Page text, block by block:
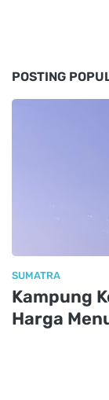
POSTING
SUMATRA
Kampung
Harga